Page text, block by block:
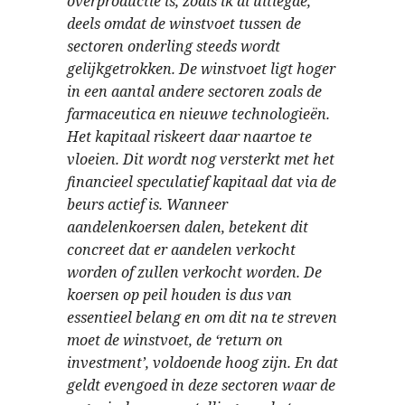
deels omdat de winstvoet tussen de
sectoren onderling steeds wordt
gelijkgetrokken. De winstvoet ligt hoger
in een aantal andere sectoren zoals de
farmaceutica en nieuwe technologieën.
Het kapitaal riskeert daar naartoe te
vloeien. Dit wordt nog versterkt met het
financieel speculatief kapitaal dat via de
beurs actief is. Wanneer
aandelenkoersen dalen, betekent dit
concreet dat er aandelen verkocht
worden of zullen verkocht worden. De
koersen op peil houden is dus van
essentieel belang en om dit na te streven
moet de winstvoet, de ‘return on
investment’, voldoende hoog zijn. En dat
geldt evengoed in deze sectoren waar de